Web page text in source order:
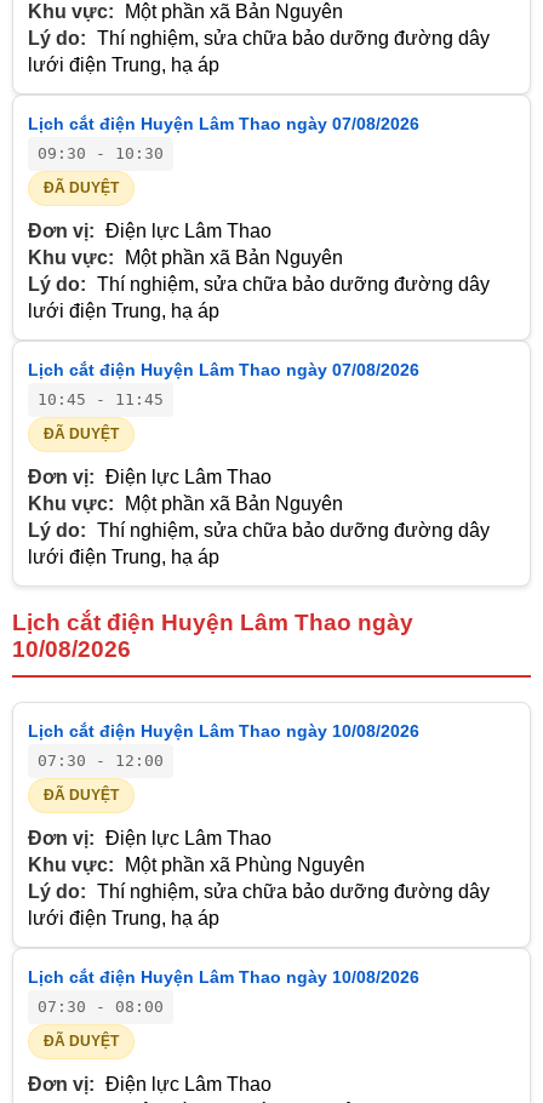
Khu vực:
Một phần xã Bản Nguyên
Lý do: Thí nghiệm, sửa chữa bảo dưỡng đường dây
lưới điện Trung, hạ áp
Lịch cắt điện Huyện Lâm Thao ngày 07/08/2026
09:30 - 10:30
ĐÃ DUYỆT
Đơn vị: Điện lực Lâm Thao
Khu vực:
Một phần xã Bản Nguyên
Lý do: Thí nghiệm, sửa chữa bảo dưỡng đường dây
lưới điện Trung, hạ áp
Lịch cắt điện Huyện Lâm Thao ngày 07/08/2026
10:45 - 11:45
ĐÃ DUYỆT
Đơn vị: Điện lực Lâm Thao
Khu vực:
Một phần xã Bản Nguyên
Lý do: Thí nghiệm, sửa chữa bảo dưỡng đường dây
lưới điện Trung, hạ áp
Lịch cắt điện Huyện Lâm Thao ngày
10/08/2026
Lịch cắt điện Huyện Lâm Thao ngày 10/08/2026
07:30 - 12:00
ĐÃ DUYỆT
Đơn vị: Điện lực Lâm Thao
Khu vực:
Một phần xã Phùng Nguyên
Lý do: Thí nghiệm, sửa chữa bảo dưỡng đường dây
lưới điện Trung, hạ áp
Lịch cắt điện Huyện Lâm Thao ngày 10/08/2026
07:30 - 08:00
ĐÃ DUYỆT
Đơn vị: Điện lực Lâm Thao